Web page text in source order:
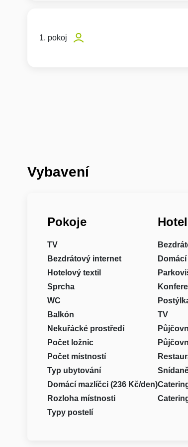
1. pokoj
Vybavení
Pokoje
TV
Bezdrátový internet
Hotelový textil
Sprcha
WC
Balkón
Nekuřácké prostředí
Počet ložnic
Počet místností
Typ ubytování
Domácí mazlíčci (236 Kč/den)
Rozloha místnosti
Typy postelí
Hotel
TV